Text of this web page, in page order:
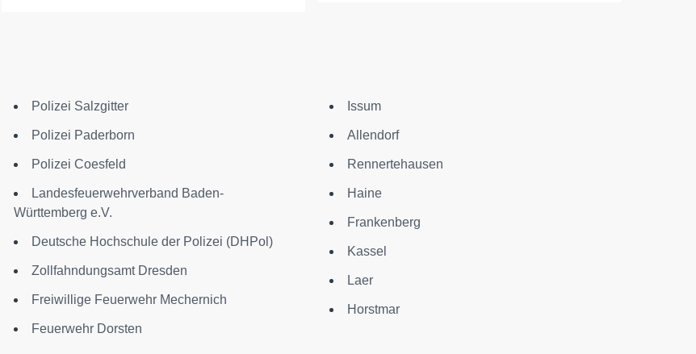
Polizei Salzgitter
Polizei Paderborn
Polizei Coesfeld
Landesfeuerwehrverband Baden-
Württemberg e.V.
Deutsche Hochschule der Polizei (DHPol)
Zollfahndungsamt Dresden
Freiwillige Feuerwehr Mechernich
Feuerwehr Dorsten
Issum
Allendorf
Rennertehausen
Haine
Frankenberg
Kassel
Laer
Horstmar